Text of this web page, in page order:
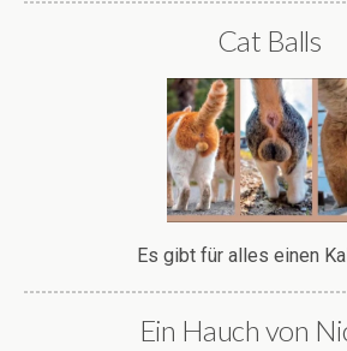
Cat Balls
Es gibt für alles einen
Ein Hauch von